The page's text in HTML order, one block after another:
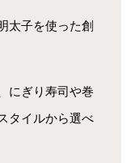
太子を使った創
にぎり寿司や巻
タイルから選べ